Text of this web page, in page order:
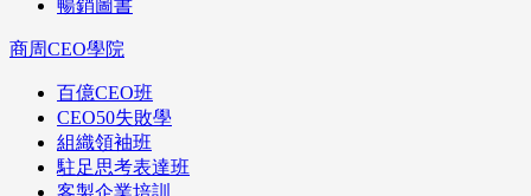
暢銷圖書
商周CEO學院
百億CEO班
CEO50失敗學
組織領袖班
駐足思考表達班
客製企業培訓